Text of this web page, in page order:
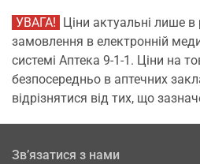
УВАГА!
Ціни актуальні лише
замовлення в електронній
системі Аптека 9-1-1. Ціни на
безпосередньо в аптечних
відрізнятися від тих, що
Зв’язатися з нами